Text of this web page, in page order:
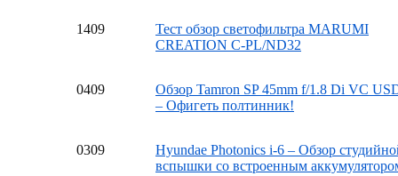
1409
Тест обзор светофильтра MARUMI
CREATION C-PL/ND32
0409
Обзор Tamron SP 45mm f/1.8 Di VC
– Офигеть полтинник!
0309
Hyundae Photonics i-6 – Обзор
вспышки со встроенным